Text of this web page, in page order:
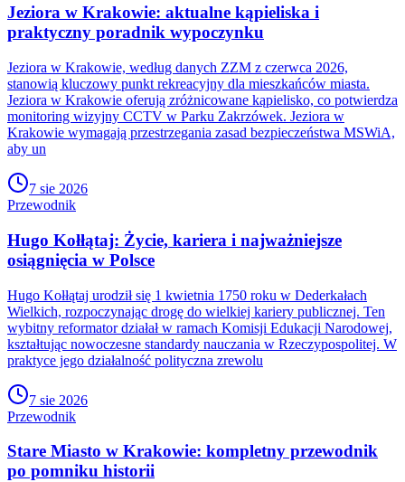
Jeziora w Krakowie: aktualne kąpieliska i
praktyczny poradnik wypoczynku
Jeziora w Krakowie, według danych ZZM z czerwca 2026,
stanowią kluczowy punkt rekreacyjny dla mieszkańców miasta.
Jeziora w Krakowie oferują zróżnicowane kąpielisko, co potwierdza
monitoring wizyjny CCTV w Parku Zakrzówek. Jeziora w
Krakowie wymagają przestrzegania zasad bezpieczeństwa MSWiA,
aby un
7 sie 2026
Przewodnik
Hugo Kołłątaj: Życie, kariera i najważniejsze
osiągnięcia w Polsce
Hugo Kołłątaj urodził się 1 kwietnia 1750 roku w Dederkałach
Wielkich, rozpoczynając drogę do wielkiej kariery publicznej. Ten
wybitny reformator działał w ramach Komisji Edukacji Narodowej,
kształtując nowoczesne standardy nauczania w Rzeczypospolitej. W
praktyce jego działalność polityczna zrewolu
7 sie 2026
Przewodnik
Stare Miasto w Krakowie: kompletny przewodnik
po pomniku historii